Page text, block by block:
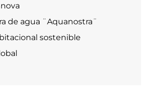
de agua ¨Aquanostra¨
sostenible